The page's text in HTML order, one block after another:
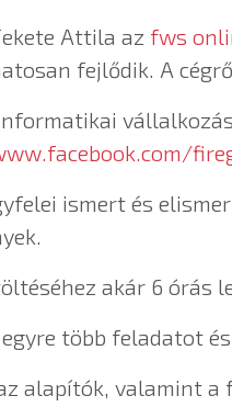
Attila az fws
fejlődik. A
ismert és
akár 6 órás
egyre több feladatot
alapítók, valamint